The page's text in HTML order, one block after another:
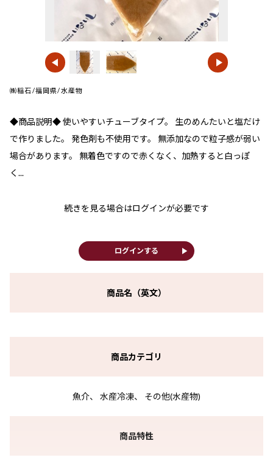
㈱稲石/福岡県/水産物
◆商品説明◆ 使いやすいチューブタイプ。 生のめんたいと塩だけ
で作りました。 発色剤も不使用です。 無添加なので粒子感が弱い
場合があります。 無着色ですので赤くなく、加熱すると白っぽ
く...
続きを見る場合はログインが必要です
ログインする play_arrow
商品名（英文）
商品カテゴリ
魚介、 水産冷凍、 その他(水産物)
商品特性